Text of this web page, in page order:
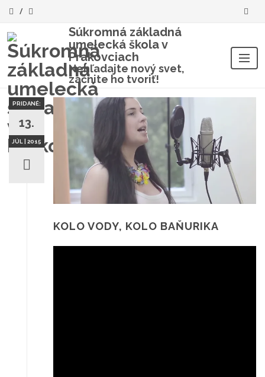
Súkromná základná
umelecká škola v
Prakovciach
Nehľadajte nový svet,
začnite ho tvoriť!
to
content
PRIDANÉ:
13.
JÚL | 2015
KOLO VODY, KOLO BAŇURIKA